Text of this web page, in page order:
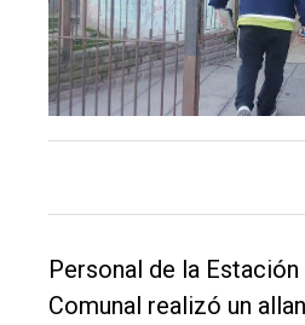
Balcarce
Inicio
Int.
Política
Personal de la
Comunal realizó un